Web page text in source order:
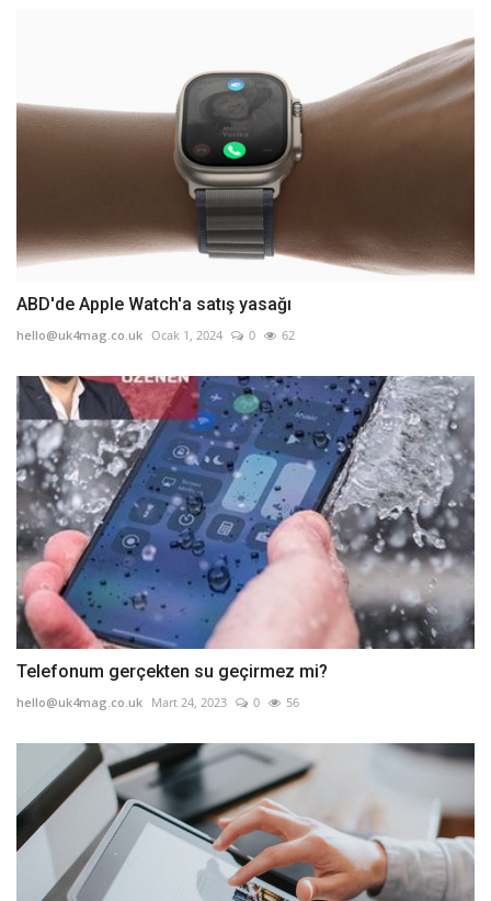
ABD'de Apple Watch'a satış yasağı
hello@uk4mag.co.uk Ocak 1, 2024 0 62
Telefonum gerçekten su geçirmez mi?
hello@uk4mag.co.uk Mart 24, 2023 0 56